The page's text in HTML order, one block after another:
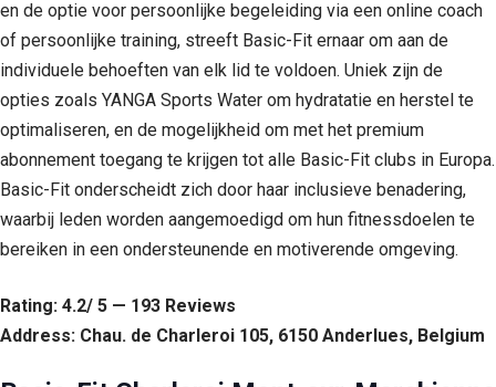
en de optie voor persoonlijke begeleiding via een online coach
of persoonlijke training, streeft Basic-Fit ernaar om aan de
individuele behoeften van elk lid te voldoen. Uniek zijn de
opties zoals YANGA Sports Water om hydratatie en herstel te
optimaliseren, en de mogelijkheid om met het premium
abonnement toegang te krijgen tot alle Basic-Fit clubs in Europa.
Basic-Fit onderscheidt zich door haar inclusieve benadering,
waarbij leden worden aangemoedigd om hun fitnessdoelen te
bereiken in een ondersteunende en motiverende omgeving.
Rating: 4.2/ 5 — 193 Reviews
Address: Chau. de Charleroi 105, 6150 Anderlues, Belgium